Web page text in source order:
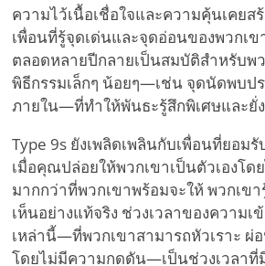
ความไว้เนื้อเชื่อใจและความคุ้นเคยส
เพื่อนที่รู้จุดเด่นและจุดอ่อนของพวกเข
ตลอดหลายปีกลายเป็นสมบัติสำหรับพ
พิธีกรรมเล็กๆ น้อยๆ—เช่น จุดนัดพบป
ภายใน—ที่ทำให้พันธะรู้สึกพิเศษและยั่
Type 9s ยังเพลิดเพลินกับเพื่อนที่ยอม
เมื่อคุณปล่อยให้พวกเขาเป็นตัวเองโด
มากกว่าที่พวกเขาพร้อมจะให้ พวกเข
เห็นอย่างแท้จริง ช่วงเวลาของความ
เหล่านี้—ที่พวกเขาสามารถหัวเราะ ผ่
โดยไม่มีความกดดัน—เป็นช่วงเวลา